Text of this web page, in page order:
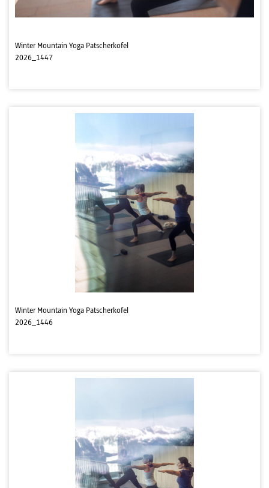
Winter Mountain Yoga Patscherkofel
2026_1447
Winter Mountain Yoga Patscherkofel
2026_1446